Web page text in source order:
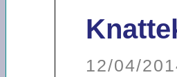
12/04/